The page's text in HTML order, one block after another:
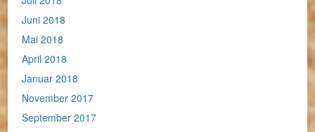
Juni 2018
Mai 2018
April 2018
Januar 2018
November 2017
September 2017